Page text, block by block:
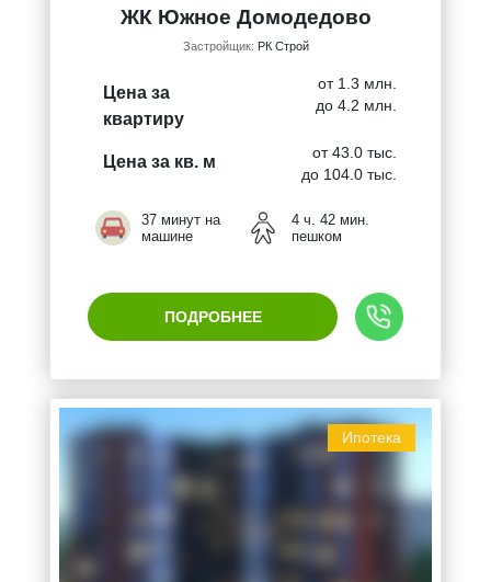
ЖК Южное Домодедово
Застройщик: РК Строй
Цена за
квартиру
от 1.3 млн.
до 4.2 млн.
Цена за кв. м
от 43.0 тыс.
до 104.0 тыс.
37 минут на
машине
4 ч. 42 мин.
пешком
ПОДРОБНЕЕ
Ипотека